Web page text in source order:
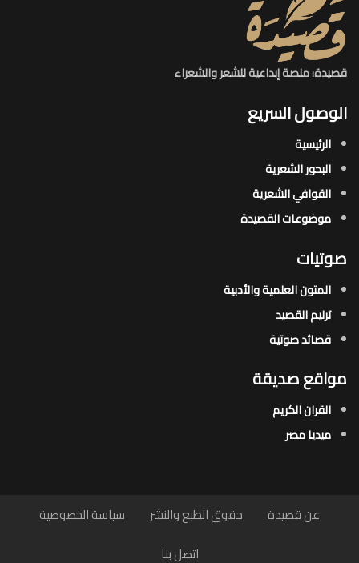
قصيدة: منصة إبداعية للشعر والشعراء
الوصول السريع
الرئيسية
البحور الشعرية​
القوافي الشعرية​
موضوعات القصيدة​
صوتيات
المتون العلمية والأدبية
ترنيم القصيد
قصائد صوتية
مواقع صديقة
القران الكريم
ميديا مصر
عن قصيدة حقوق الطبع والنشر
سياسة الخصوصية
اتصل بنا